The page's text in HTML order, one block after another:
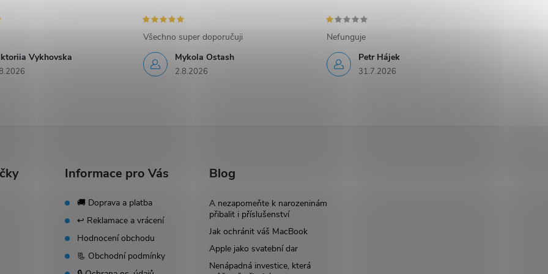
Vykhovska
Mykola Ostash
2.8.2026
Všechno super doporučuji
Petr Hájek
31.7.2026
Nefunguje
Informace pro Vás
🚚 Doprava a platba
↩️ Reklamace a vrácení
Hodnocení obchodu
📃 Obchodní podmínky
Blog
A nezapomeňte k narozeninám
přibalit i příslušenství
Jak ochránit váš MacBook
Apple jako svatební dar
Nenápadná investice, která